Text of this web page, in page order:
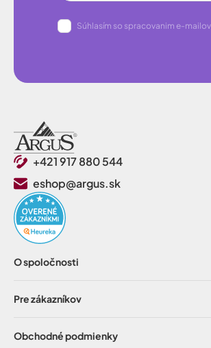
Súhlasím so spracovanim e-
+421 917 880 544
eshop@argus.sk
O spoločnosti
Pre zákazníkov
Obchodné podmienky